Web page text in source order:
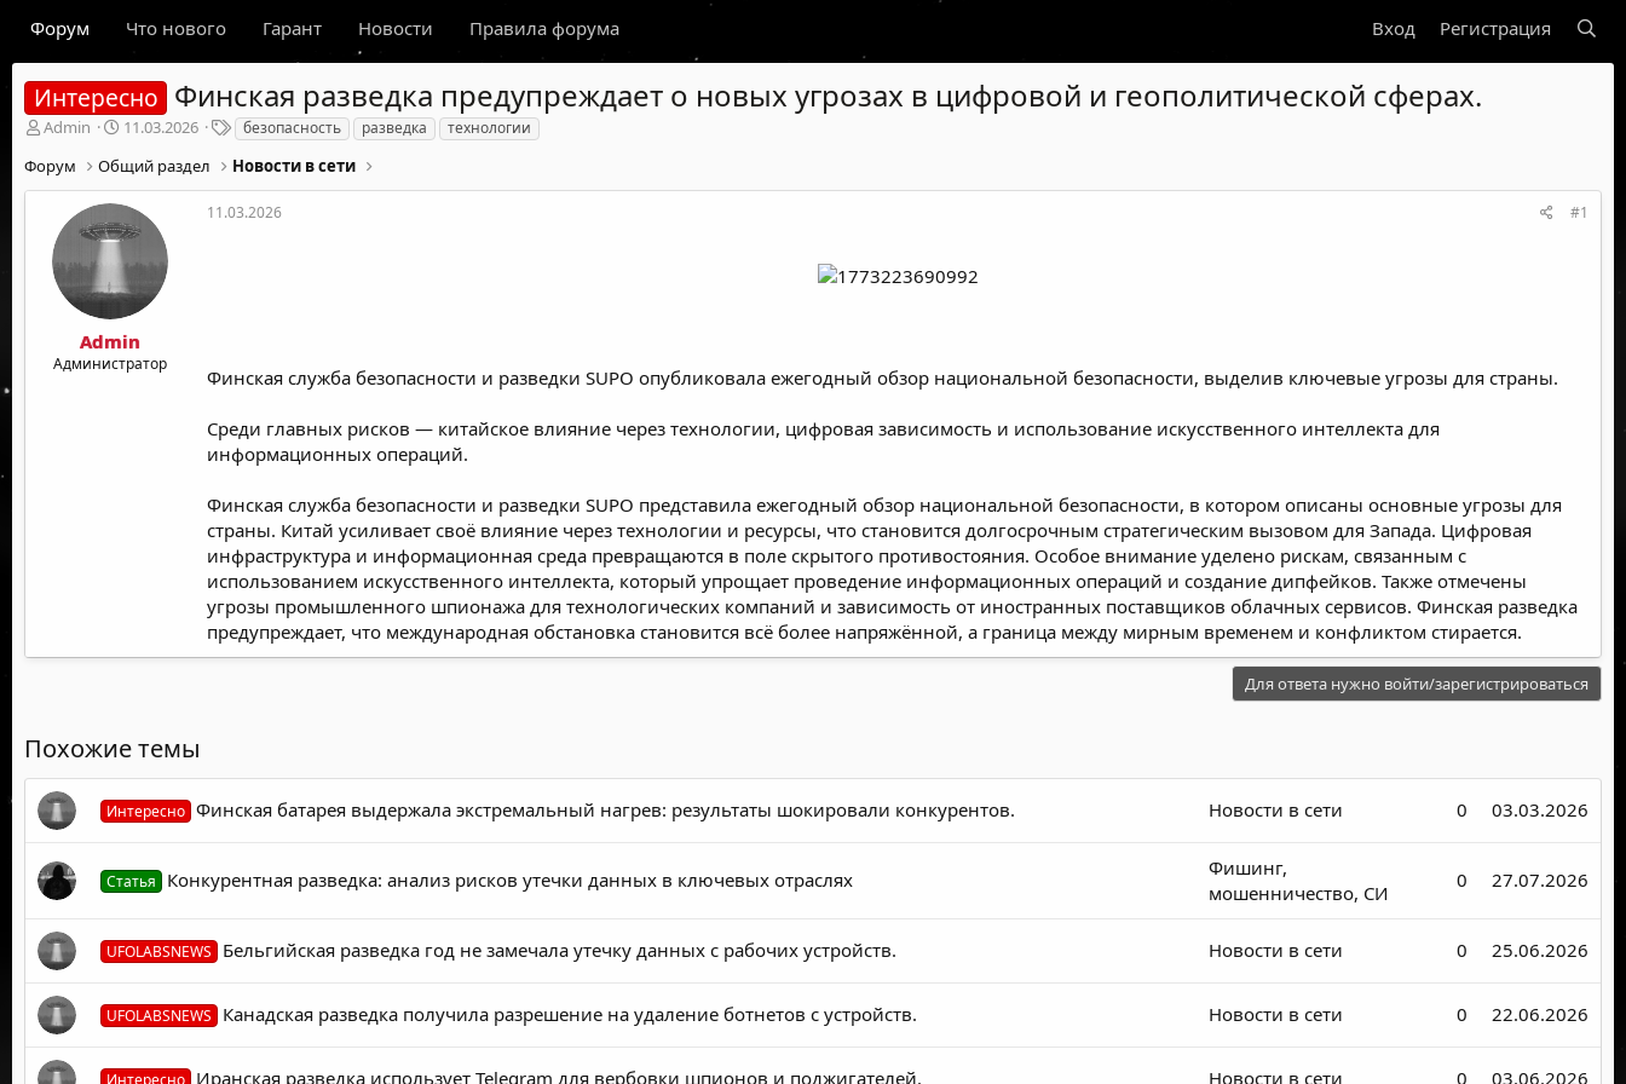
Форум Что нового Гарант Новости Правила форума Вход Регистрация
Интересно Финская разведка предупреждает о новых угрозах в цифровой и геополитической сферах.
А
т
о
м
Admin
Д
т
а
н
а
а
л
а
11.03.2026
Т
е
г
и
безопасность разведка технологии
Форум Общий раздел Новости в сети
Admin
Администратор
11.03.2026 #1
Финская служба безопасности и разведки SUPO опубликовала ежегодный обзор национальной безопасности, выделив ключевые угрозы для страны.
Среди главных рисков — китайское влияние через технологии, цифровая зависимость и использование искусственного интеллекта для
информационных операций.
Финская служба безопасности и разведки SUPO представила ежегодный обзор национальной безопасности, в котором описаны основные угрозы для
страны. Китай усиливает своё влияние через технологии и ресурсы, что становится долгосрочным стратегическим вызовом для Запада. Цифровая
инфраструктура и информационная среда превращаются в поле скрытого противостояния. Особое внимание уделено рискам, связанным с
использованием искусственного интеллекта, который упрощает проведение информационных операций и создание дипфейков. Также отмечены
угрозы промышленного шпионажа для технологических компаний и зависимость от иностранных поставщиков облачных сервисов. Финская разведка
предупреждает, что международная обстановка становится всё более напряжённой, а граница между мирным временем и конфликтом стирается.
Для ответа нужно войти/зарегистрироваться
Похожие темы
Интересно Финская батарея выдержала экстремальный нагрев: результаты шокировали конкурентов. Новости в сети 0 03.03.2026
Статья Конкурентная разведка: анализ рисков утечки данных в ключевых отраслях
Фишинг,
мошенничество, СИ
0 27.07.2026
UFOLABSNEWS Бельгийская разведка год не замечала утечку данных с рабочих устройств. Новости в сети 0 25.06.2026
UFOLABSNEWS Канадская разведка получила разрешение на удаление ботнетов с устройств. Новости в сети 0 22.06.2026
Интересно Иранская разведка использует Telegram для вербовки шпионов и поджигателей. Новости в сети 0 03.06.2026